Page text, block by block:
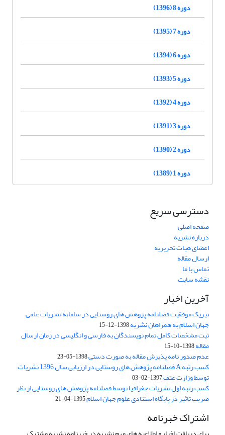
دوره 8 (1396)
دوره 7 (1395)
دوره 6 (1394)
دوره 5 (1393)
دوره 4 (1392)
دوره 3 (1391)
دوره 2 (1390)
دوره 1 (1389)
دسترسی سریع
صفحه اصلی
درباره نشریه
اعضای هیات تحریریه
ارسال مقاله
تماس با ما
نقشه سایت
آخرین اخبار
تبریک موفقیت فصلنامه پژوهش های روستایی در سامانه نشریات علمی
جهان اسلام به همراهان نشریه1398-12-15
ثبت مشخصات کامل تمام نویسندگان به فارسی و انگلیسی در زمان ارسال
مقاله1398-10-15
عدم صدور نامه پذیرش مقاله به صورت دستی1398-05-23
کسب رتبه A فصلنامه پژوهش های روستایی در ارزیابی سال 1396 نشریات
توسط وزارت عتف1397-02-03
کسب رتبه اول نشریات جغرافیا توسط فصلنامه پژوهش های روستایی از نظر
ضریب تاثیر در پایگاه استنادی علوم جهان اسلام1395-04-21
اشتراک خبرنامه